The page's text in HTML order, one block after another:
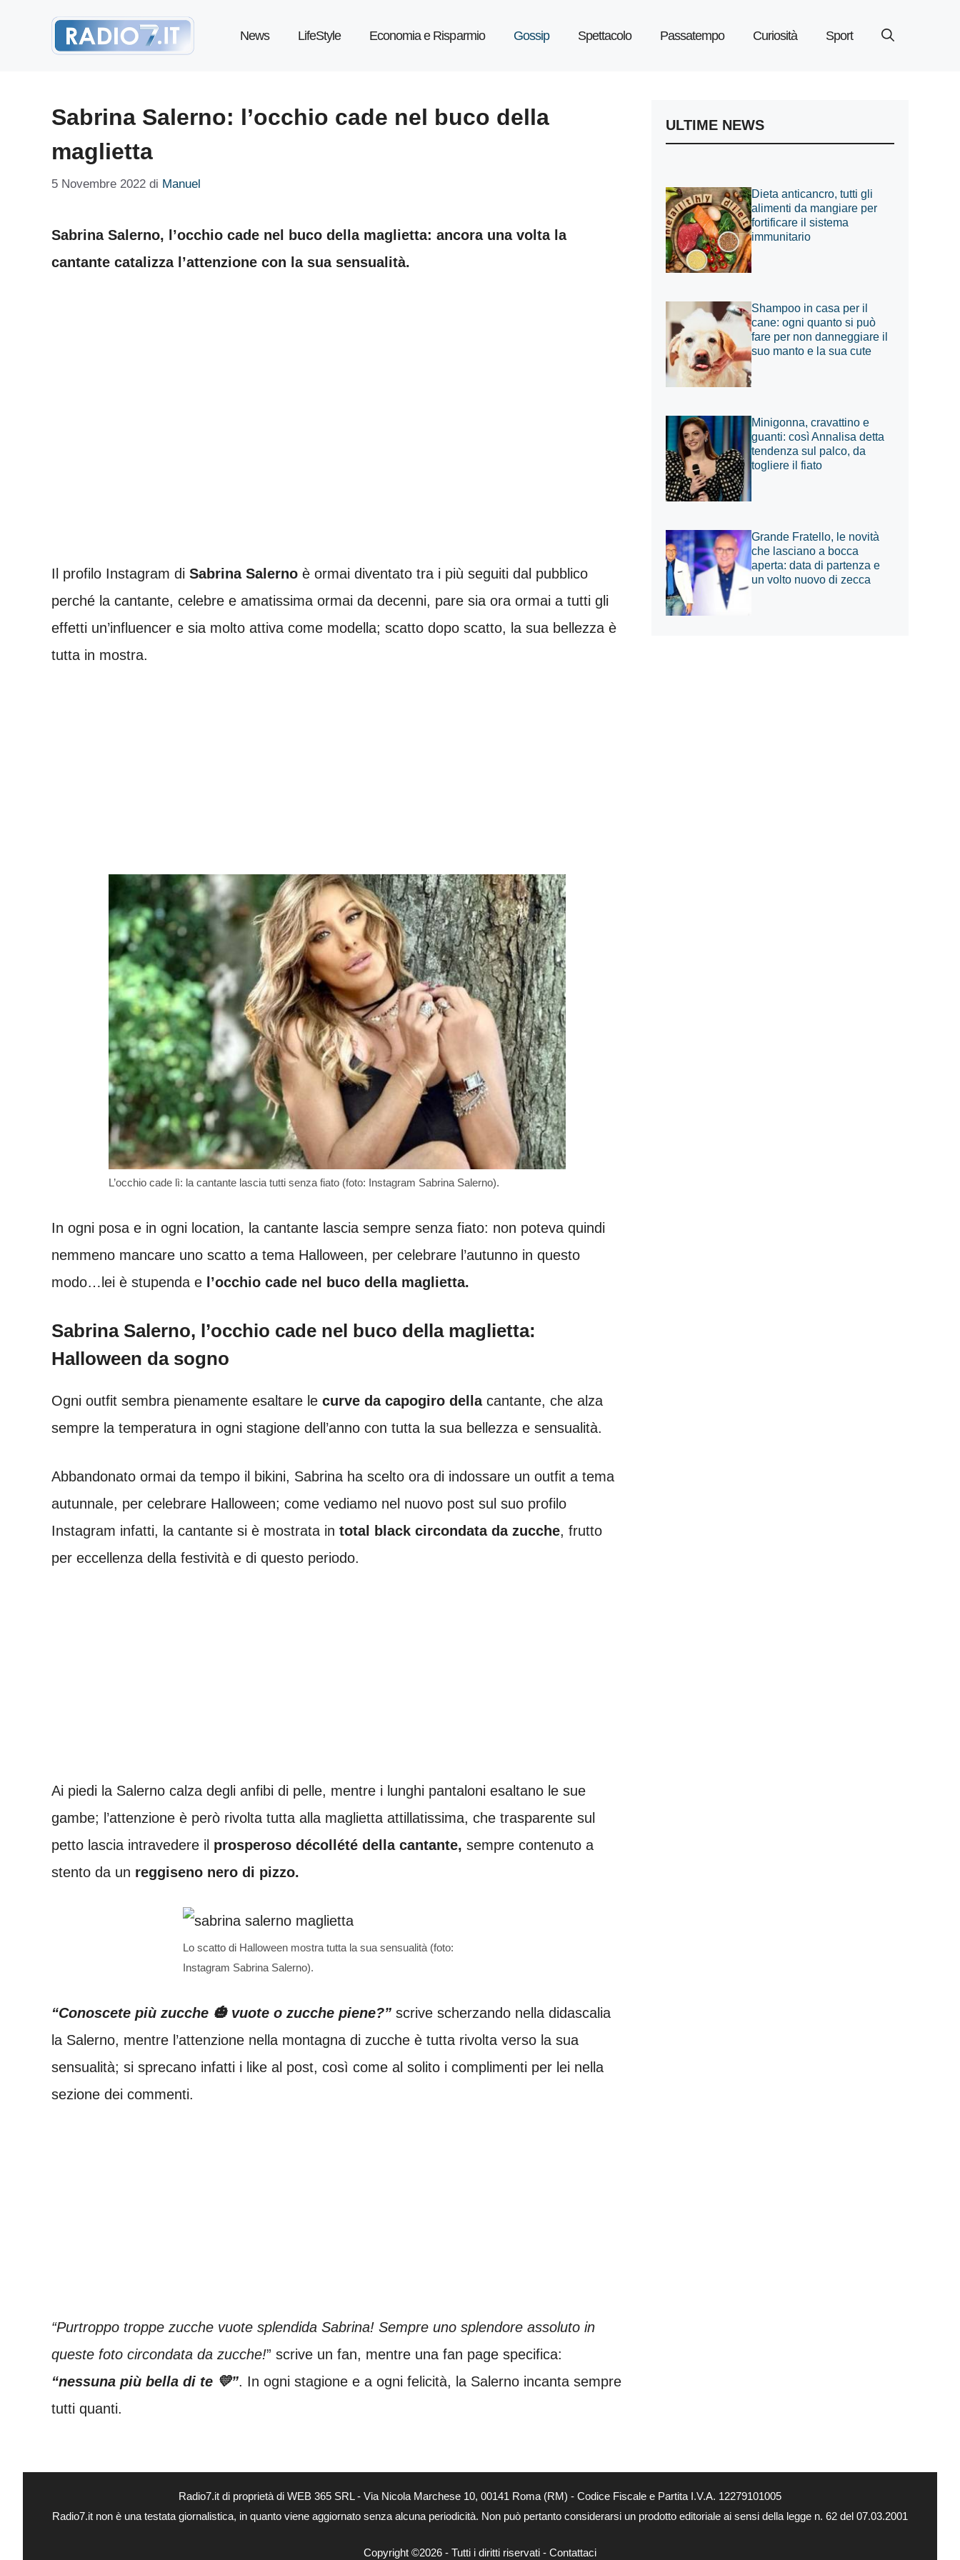
News LifeStyle Economia e Risparmio Gossip Spettacolo Passatempo Curiosità Sport
Sabrina Salerno: l’occhio cade nel buco della
maglietta
5 Novembre 2022 di Manuel
Sabrina Salerno, l’occhio cade nel buco della maglietta: ancora una volta la
cantante catalizza l’attenzione con la sua sensualità.
Il profilo Instagram di Sabrina Salerno è ormai diventato tra i più seguiti dal pubblico
perché la cantante, celebre e amatissima ormai da decenni, pare sia ora ormai a tutti gli
effetti un’influencer e sia molto attiva come modella; scatto dopo scatto, la sua bellezza è
tutta in mostra.
L’occhio cade lì: la cantante lascia tutti senza fiato (foto: Instagram Sabrina Salerno).
In ogni posa e in ogni location, la cantante lascia sempre senza fiato: non poteva quindi
nemmeno mancare uno scatto a tema Halloween, per celebrare l’autunno in questo
modo…lei è stupenda e l’occhio cade nel buco della maglietta.
Sabrina Salerno, l’occhio cade nel buco della maglietta:
Halloween da sogno
Ogni outfit sembra pienamente esaltare le curve da capogiro dellacantante, che alza
sempre la temperatura in ogni stagione dell’anno con tutta la sua bellezza e sensualità.
Abbandonato ormai da tempo il bikini, Sabrina ha scelto ora di indossare un outfit a tema
autunnale, per celebrare Halloween; come vediamo nel nuovo post sul suo profilo
Instagram infatti, la cantante si è mostrata in total black circondata da zucche, frutto
per eccellenza della festività e di questo periodo.
Ai piedi la Salerno calza degli anfibi di pelle, mentre i lunghi pantaloni esaltano le sue
gambe; l’attenzione è però rivolta tutta alla maglietta attillatissima, che trasparente sul
petto lascia intravedere il prosperoso décollété della cantante, sempre contenuto a
stento da un reggiseno nero di pizzo.
Lo scatto di Halloween mostra tutta la sua sensualità (foto:
Instagram Sabrina Salerno).
“Conoscete più zucche 🎃 vuote o zucche piene?” scrive scherzando nella didascalia
la Salerno, mentre l’attenzione nella montagna di zucche è tutta rivolta verso la sua
sensualità; si sprecano infatti i like al post, così come al solito i complimenti per lei nella
sezione dei commenti.
“Purtroppo troppe zucche vuote splendida Sabrina! Sempre uno splendore assoluto in
queste foto circondata da zucche!” scrive un fan, mentre una fan page specifica:
“nessuna più bella di te 💛”. In ogni stagione e a ogni felicità, la Salerno incanta sempre
tutti quanti.
ULTIME NEWS
Dieta anticancro, tutti gli
alimenti da mangiare per
fortificare il sistema
immunitario
Shampoo in casa per il
cane: ogni quanto si può
fare per non danneggiare il
suo manto e la sua cute
Minigonna, cravattino e
guanti: così Annalisa detta
tendenza sul palco, da
togliere il fiato
Grande Fratello, le novità
che lasciano a bocca
aperta: data di partenza e
un volto nuovo di zecca
Radio7.it di proprietà di WEB 365 SRL - Via Nicola Marchese 10, 00141 Roma (RM) - Codice Fiscale e Partita I.V.A. 12279101005
Radio7.it non è una testata giornalistica, in quanto viene aggiornato senza alcuna periodicità. Non può pertanto considerarsi un prodotto editoriale ai sensi della legge n. 62 del 07.03.2001
Copyright ©2026 - Tutti i diritti riservati - Contattaci